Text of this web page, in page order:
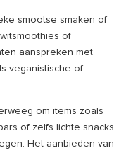
smootse smaken of
of
aanspreken met
veganistische of
om items zoals
of zelfs lichte snacks
Het aanbieden van